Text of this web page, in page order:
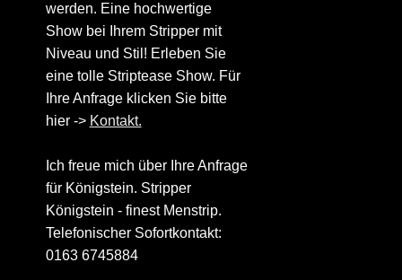
werden. Eine hochwertige
Show bei Ihrem Stripper mit
Niveau und Stil! Erleben Sie
eine tolle Striptease Show. Für
Ihre Anfrage klicken Sie bitte
hier -> Kontakt.
Ich freue mich über Ihre Anfrage
für Königstein. Stripper
Königstein - finest Menstrip.
Telefonischer Sofortkontakt:
0163 6745884